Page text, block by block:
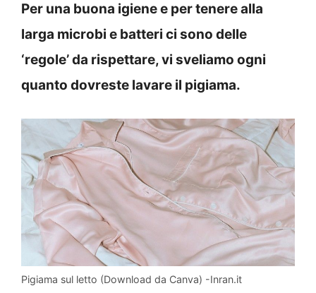
Per una buona igiene e per tenere alla
larga microbi e batteri ci sono delle
‘regole’ da rispettare, vi sveliamo ogni
quanto dovreste lavare il pigiama.
Pigiama sul letto (Download da Canva) -Inran.it